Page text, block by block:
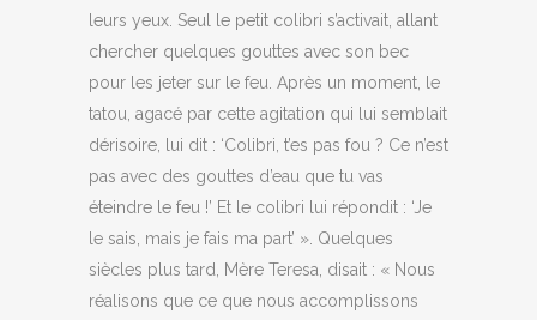
leurs yeux. Seul le petit colibri s’activait, allant
chercher quelques gouttes avec son bec
pour les jeter sur le feu. Après un moment, le
tatou, agacé par cette agitation qui lui semblait
dérisoire, lui dit : ‘Colibri, t’es pas fou ? Ce n’est
pas avec des gouttes d’eau que tu vas
éteindre le feu !’ Et le colibri lui répondit : ‘Je
le sais, mais je fais ma part’ ». Quelques
siècles plus tard, Mère Teresa, disait : « Nous
réalisons que ce que nous accomplissons